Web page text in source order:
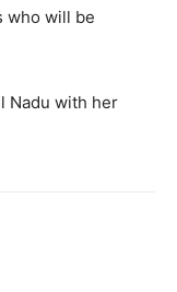
who will be
Nadu with her